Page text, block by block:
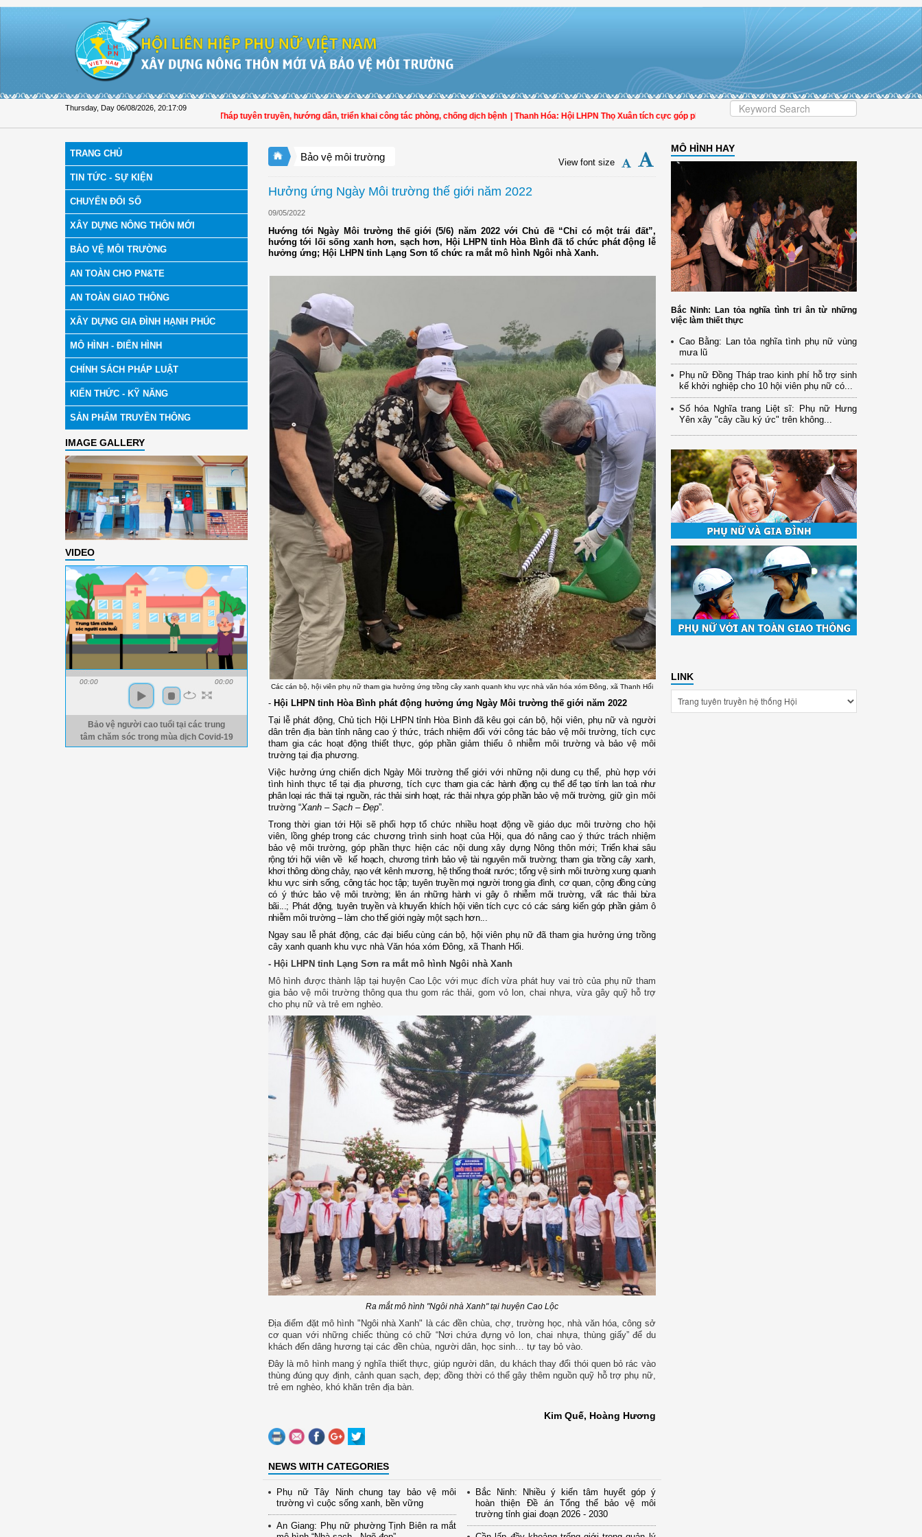
Thursday, Day 06/08/2026 20:17:10
Hội LHPN tỉnh Đồng Tháp tuyên truyền, hướng dẫn, triển khai công tác phòng, chống dịch bệnh | Thanh Hóa: Hội LHPN Thọ Xuân tích cực góp phần nâng cao tỷ lệ người dân tham gia bảo hiểm y tế
TRANG CHỦ
TIN TỨC - SỰ KIỆN
CHUYỂN ĐỔI SỐ
XÂY DỰNG NÔNG THÔN MỚI
BẢO VỆ MÔI TRƯỜNG
AN TOÀN CHO PN&TE
AN TOÀN GIAO THÔNG
XÂY DỰNG GIA ĐÌNH HẠNH PHÚC
MÔ HÌNH - ĐIỂN HÌNH
CHÍNH SÁCH PHÁP LUẬT
KIẾN THỨC - KỸ NĂNG
SẢN PHẨM TRUYỀN THÔNG
IMAGE GALLERY
VIDEO
00:00 00:00
Bảo vệ người cao tuổi tại các trung
tâm chăm sóc trong mùa dịch Covid-19
Bảo vệ môi trường View font size
Hưởng ứng Ngày Môi trường thế giới năm 2022
09/05/2022
Hướng tới Ngày Môi trường thế giới (5/6) năm 2022 với Chủ đề “Chỉ có một trái đất”,
hướng tới lối sống xanh hơn, sạch hơn, Hội LHPN tỉnh Hòa Bình đã tổ chức phát động lễ
hưởng ứng; Hội LHPN tỉnh Lạng Sơn tổ chức ra mắt mô hình Ngôi nhà Xanh.
Các cán bộ, hội viên phụ nữ tham gia hưởng ứng trồng cây xanh quanh khu vực nhà văn hóa xóm Đông, xã Thanh Hối
- Hội LHPN tỉnh Hòa Bình phát động hưởng ứng Ngày Môi trường thế giới năm 2022
Tại lễ phát động, Chủ tịch Hội LHPN tỉnh Hòa Bình đã kêu gọi cán bộ, hội viên, phụ nữ và người
dân trên địa bàn tỉnh nâng cao ý thức, trách nhiệm đối với công tác bảo vệ môi trường tích cực
tham gia các hoạt động thiết thực,
góp phần giảm thiểu ô nhiễm môi trường và bảo vệ môi
trườngtại địa phương.
Việc hưởng ứng chiến dịch Ngày Môi trường thế giới với những nội dung cụ thể, phù hợp với
tình hình thực tế tại địa phương, tích cực tham gia các hành động cụ thể để tạo tính lan toả như
phân loại rác thải tại nguồn, rác thải sinh hoạt, rác thải nhựa góp phần bảo vệ môi trường, giữ gìn môi
trường “Xanh – Sạch – Đẹp”.
Trong thời gian tới Hội sẽ phối hợp tổ chức nhiều hoạt động về giáo dục môi trường cho hội
viên,
lồng ghép trong các chương trình sinh hoạt của Hội , qua đó nâng cao ý thức trách nhiệm
bảo vệ môi trường, góp phần thực hiện các nội dung xây dựng Nông thôn mới;Triển khai sâu
rộng tới hội viên về kế hoạch, chương trình bảo vệ tài nguyên môi trường; tham gia trồng cây xanh,
khơi thông dòng chảy, nạo vét kênh mương, hệ thống thoát nước; tổng vệ sinh môi trường xung quanh
khu vực sinh sống, công tác học tập; tuyên truyền mọi người trong gia đình, cơ quan, cộng đồng cùng
có ý thức bảo vệ môi trường; lên án những hành vi gây ô nhiễm môi trường, vất rác thải bừa
bãi...; Phát động, tuyên truyền và khuyến khích hội viên tích cực có các sáng kiếngóp phần giảm ô
nhiễm môi trường – làm cho thế giới ngày một sạch hơn...
Ngay sau lễ phát động,các đại biểu cùng cán bộ, hội viên phụ nữ đã tham gia hưởng ứng trồng
cây xanh quanh khu vực nhà Văn hóa xóm Đông, xã Thanh Hối
- Hội LHPN tỉnh Lạng Sơn ra mắt mô hình Ngôi nhà Xanh
Mô hình được thành lập tại huyện Cao Lộc với mục đích vừa phát huy vai trò của phụ nữ tham
gia bảo vệ môi trường thông qua thu gom rác thải, gom vỏ lon, chai nhựa, vừa gây quỹ hỗ trợ
cho phụ nữ và trẻ em nghèo.
Ra mắt mô hình "Ngôi nhà Xanh" tại huyện Cao Lộc
Địa điểm đặt mô hình "Ngôi nhà Xanh" là các đền chùa, chợ, trường học, nhà văn hóa, công sở
cơ quan với những chiếc thùng có chữ “Nơi chứa đựng vỏ lon, chai nhựa, thùng giấy” để du
khách đến dâng hương tại các đền chùa, người dân, học sinh… tự tay bỏ vào.
Đây là mô hình mang ý nghĩa thiết thực, giúp người dân, du khách thay đổi thói quen bỏ rác vào
thùng đúng quy định, cảnh quan sạch, đẹp; đồng thời có thể gây thêm nguồn quỹ hỗ trợ phụ nữ,
trẻ em nghèo, khó khăn trên địa bàn.
Kim Quế, Hoàng Hương
NEWS WITH CATEGORIES
Phụ nữ Tây Ninh chung tay bảo vệ môi
trường vì cuộc sống xanh, bền vững
An Giang: Phụ nữ phường Tịnh Biên ra mắt
Bắc Ninh: Nhiều ý kiến tâm huyết góp ý
hoàn thiện Đề án Tổng thể bảo vệ môi
trường tỉnh giai đoạn 2026 - 2030
MÔ HÌNH HAY
Bắc Ninh: Lan tỏa nghĩa tình tri ân từ những
việc làm thiết thực
Cao Bằng: Lan tỏa nghĩa tình phụ nữ vùng
mưa lũ
Phụ nữ Đồng Tháp trao kinh phí hỗ trợ sinh
kế khởi nghiệp cho 10 hội viên phụ nữ có...
Số hóa Nghĩa trang Liệt sĩ: Phụ nữ Hưng
Yên xây "cây cầu ký ức" trên không...
LINK